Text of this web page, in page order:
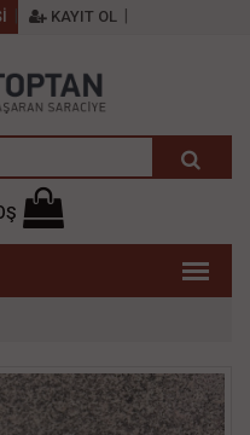
KAYIT OL